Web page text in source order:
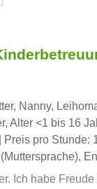
Nanny,
Alter <1 bis 16
Preis pro Stunde:
Ich habe